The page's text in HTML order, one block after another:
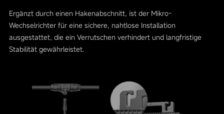
Ergänzt durch einen Hakenabschnitt, ist der Mikro-
Wechselrichter für eine sichere, nahtlose Installation
ausgestattet, die ein Verrutschen verhindert und langfristige
Stabilität gewährleistet.